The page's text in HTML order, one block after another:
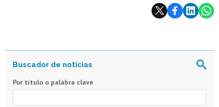
Por título o palabra clave